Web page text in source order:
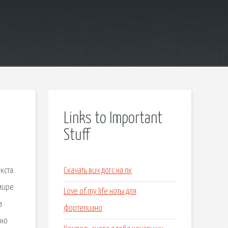
Links to Important
Stuff
Скачать вич догс на пк
Love of my life ноты для
фортепиано